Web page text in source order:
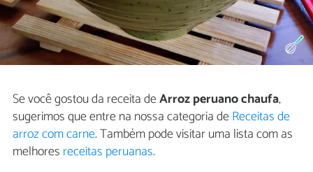
Se você gostou da receita deArroz peruano chaufa,
sugerimos que entre na nossa categoria deReceitas de
arroz com carne. Também pode visitar uma lista com as
melhores receitas peruanas.